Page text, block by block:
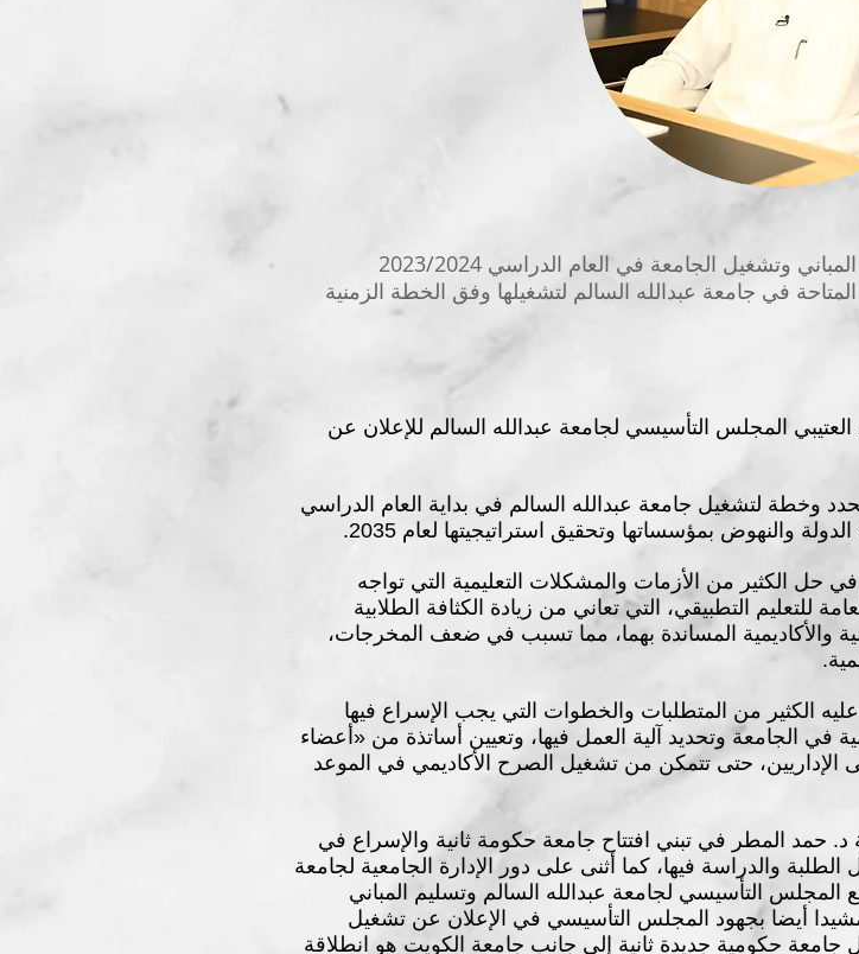
وتشغيل الجامعة في العام الدراسي 2023/2024
في جامعة عبدالله السالم لتشغيلها وفق الخطة الزمنية
العتيبي المجلس التأسيسي لجامعة عبدالله السالم للإعلان عن
وخطة لتشغيل جامعة عبدالله السالم في بداية العام الدراسي
الكثير من الأزمات والمشكلات التعليمية التي تواجه
للتعليم التطبيقي، التي تعاني من زيادة الكثافة الطلابية
والأكاديمية المساندة بهما، مما تسبب في ضعف المخرجات،
الكثير من المتطلبات والخطوات التي يجب الإسراع فيها
في الجامعة وتحديد آلية العمل فيها، وتعيين أساتذة من «أعضاء
الإداريين، حتى تتمكن من تشغيل الصرح الأكاديمي في الموعد
د. حمد المطر في تبني افتتاح جامعة حكومة ثانية والإسراع في
والدراسة فيها، كما أثنى على دور الإدارة الجامعية لجامعة
المجلس التأسيسي لجامعة عبدالله السالم وتسليم المباني
مشيدا أيضا بجهود المجلس التأسيسي في الإعلان عن تشغيل
مشيراً إلى أن تشغيل جامعة حكومية جديدة ثانية إلى جانب جامعة الكويت هو انطلاقة